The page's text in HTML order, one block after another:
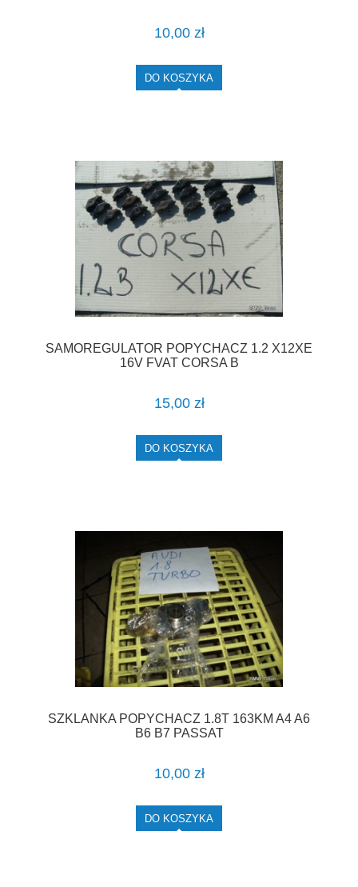
10,00 zł
DO KOSZYKA
SAMOREGULATOR POPYCHACZ 1.2 X12XE
16V FVAT CORSA B
15,00 zł
DO KOSZYKA
SZKLANKA POPYCHACZ 1.8T 163KM A4 A6
B6 B7 PASSAT
10,00 zł
DO KOSZYKA